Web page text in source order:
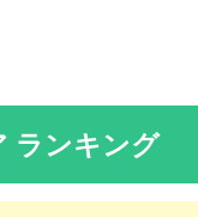
ランキング